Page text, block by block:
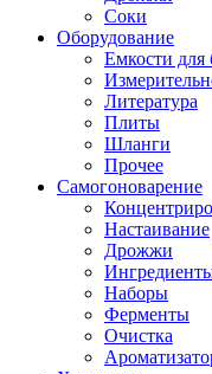
Соки
Оборудование
Емкости для
Литература
Плиты
Шланги
Прочее
Самогоноварение
Настаивание
Дрожжи
Наборы
Ферменты
Очистка